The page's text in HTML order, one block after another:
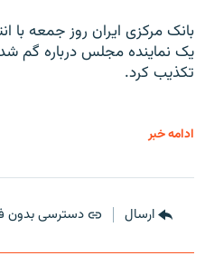
بانک مرکزی ایران روز جمعه با
تکذیب کرد.
ادامه خبر
ارسال دسترسی بدون